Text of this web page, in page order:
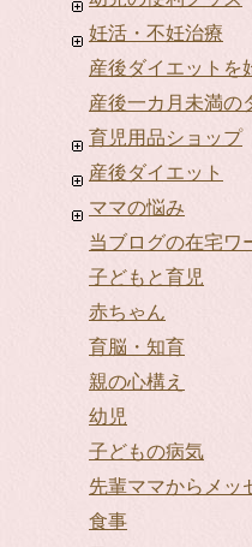
妊活・不妊治療
産後ダイエットを
産後一カ月未満の
育児用品ショップ
産後ダイエット
ママの悩み
当ブログの在宅ワ
子どもと育児
赤ちゃん
育脳・知育
親の心構え
幼児
子どもの病気
先輩ママからメッ
食事